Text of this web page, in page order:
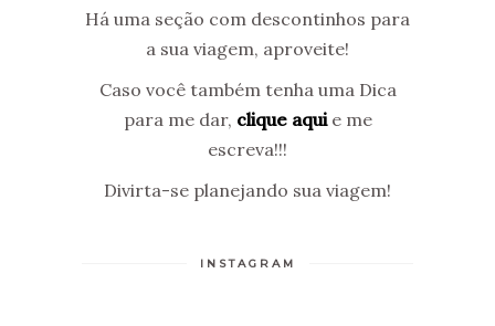
Há uma seção com descontinhos para
a sua viagem, aproveite!
Caso você também tenha uma Dica
para me dar, clique aquie me
escreva!!!
Divirta-se planejando sua viagem!
INSTAGRAM